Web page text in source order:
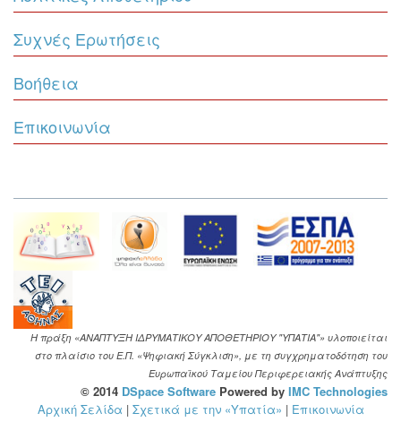
Συχνές Ερωτήσεις
Βοήθεια
Επικοινωνία
Η πράξη «ΑΝΑΠΤΥΞΗ ΙΔΡΥΜΑΤΙΚΟΥ ΑΠΟΘΕΤΗΡΙΟΥ "ΥΠΑΤΙΑ"» υλοποιείται
στο πλαίσιο του Ε.Π. «Ψηφιακή Σύγκλιση», με τη συγχρηματοδότηση του
Ευρωπαϊκού Ταμείου Περιφερειακής Ανάπτυξης
© 2014 DSpace Software Powered by IMC Technologies
Αρχική Σελίδα | Σχετικά με την «Υπατία» | Επικοινωνία